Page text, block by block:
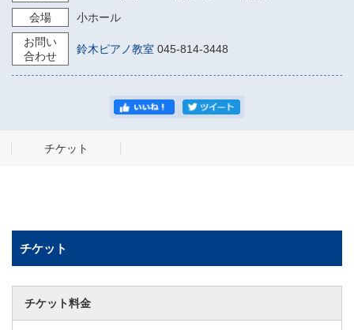
会場
小ホール
お問い
合わせ
鈴木ピアノ教室 045-814-3448
チケット
チケット
チケット料金